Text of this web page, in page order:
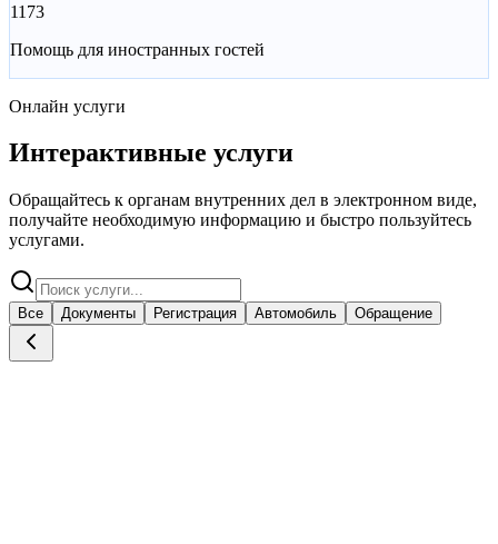
1173
Помощь для иностранных гостей
Онлайн услуги
Интерактивные услуги
Обращайтесь к органам внутренних дел в электронном виде,
получайте необходимую информацию и быстро пользуйтесь
услугами.
Все Документы Регистрация Автомобиль Обращение